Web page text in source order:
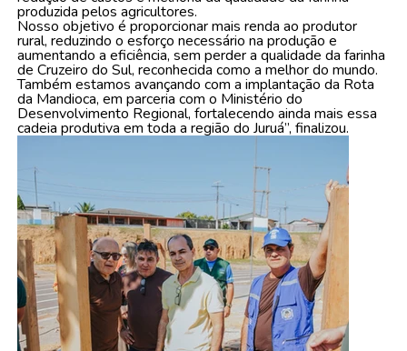
produzida pelos agricultores.
Nosso objetivo é proporcionar mais renda ao produtor
rural, reduzindo o esforço necessário na produção e
aumentando a eficiência, sem perder a qualidade da farinha
de Cruzeiro do Sul, reconhecida como a melhor do mundo.
Também estamos avançando com a implantação da Rota
da Mandioca, em parceria com o Ministério do
Desenvolvimento Regional, fortalecendo ainda mais essa
cadeia produtiva em toda a região do Juruá”, finalizou.